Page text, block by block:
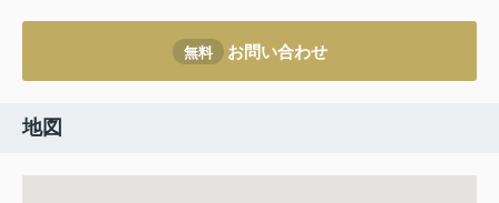
無料 お問い合わせ
地図